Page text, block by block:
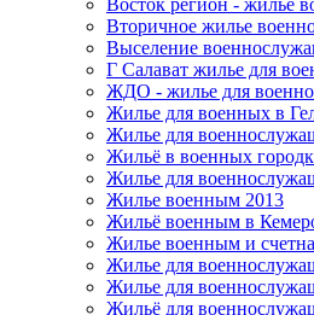
Восток регион - жилье
Вторичное жилье
Выселение
Г Салават жилье для
ЖДО - жилье для
Жилье для военных в
Жилье для
Жильё в военных
Жилье для
Жилье военным 2013
Жильё военным в
Жилье военным и
Жилье для
Жилье для
Жильё для